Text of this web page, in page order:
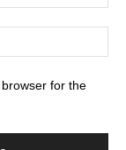
for the